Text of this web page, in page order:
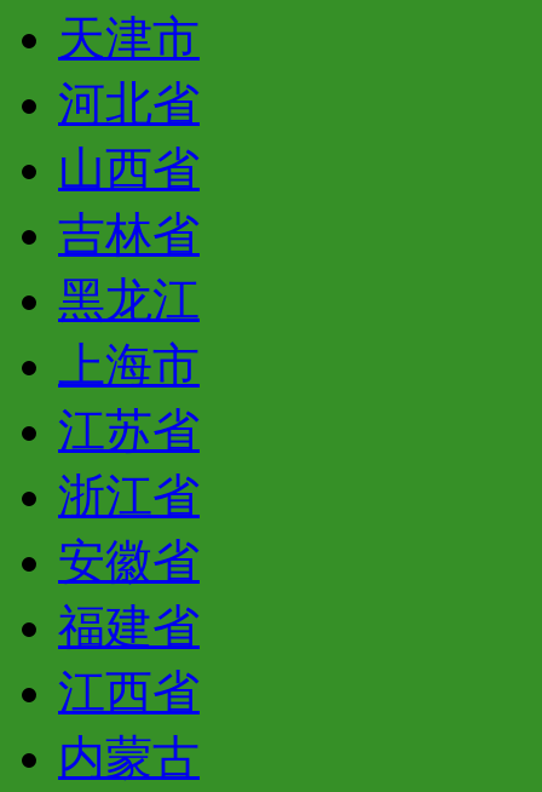
天津市
河北省
山西省
吉林省
黑龙江
上海市
江苏省
浙江省
安徽省
福建省
江西省
内蒙古